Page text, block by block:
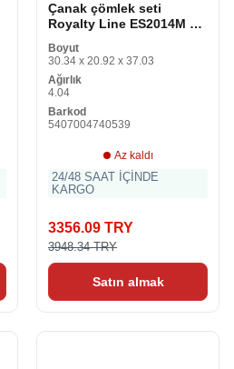
Çanak çömlek seti
Royalty Line ES2014M Gri
Boyut
30.34 x 20.92 x 37.03
Ağırlık
4.04
Barkod
5407004740539
Az kaldı
24/48 SAAT İÇİNDE
KARGO
3356.09 TRY
3948.34 TRY
Satın almak